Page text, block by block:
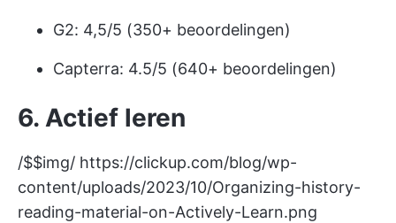
G2: 4,5/5 (350+ beoordelingen)
Capterra: 4.5/5 (640+ beoordelingen)
6. Actief leren
/$$img/ https://clickup.com/blog/wp-
content/uploads/2023/10/Organizing-history-
reading-material-on-Actively-Learn.png